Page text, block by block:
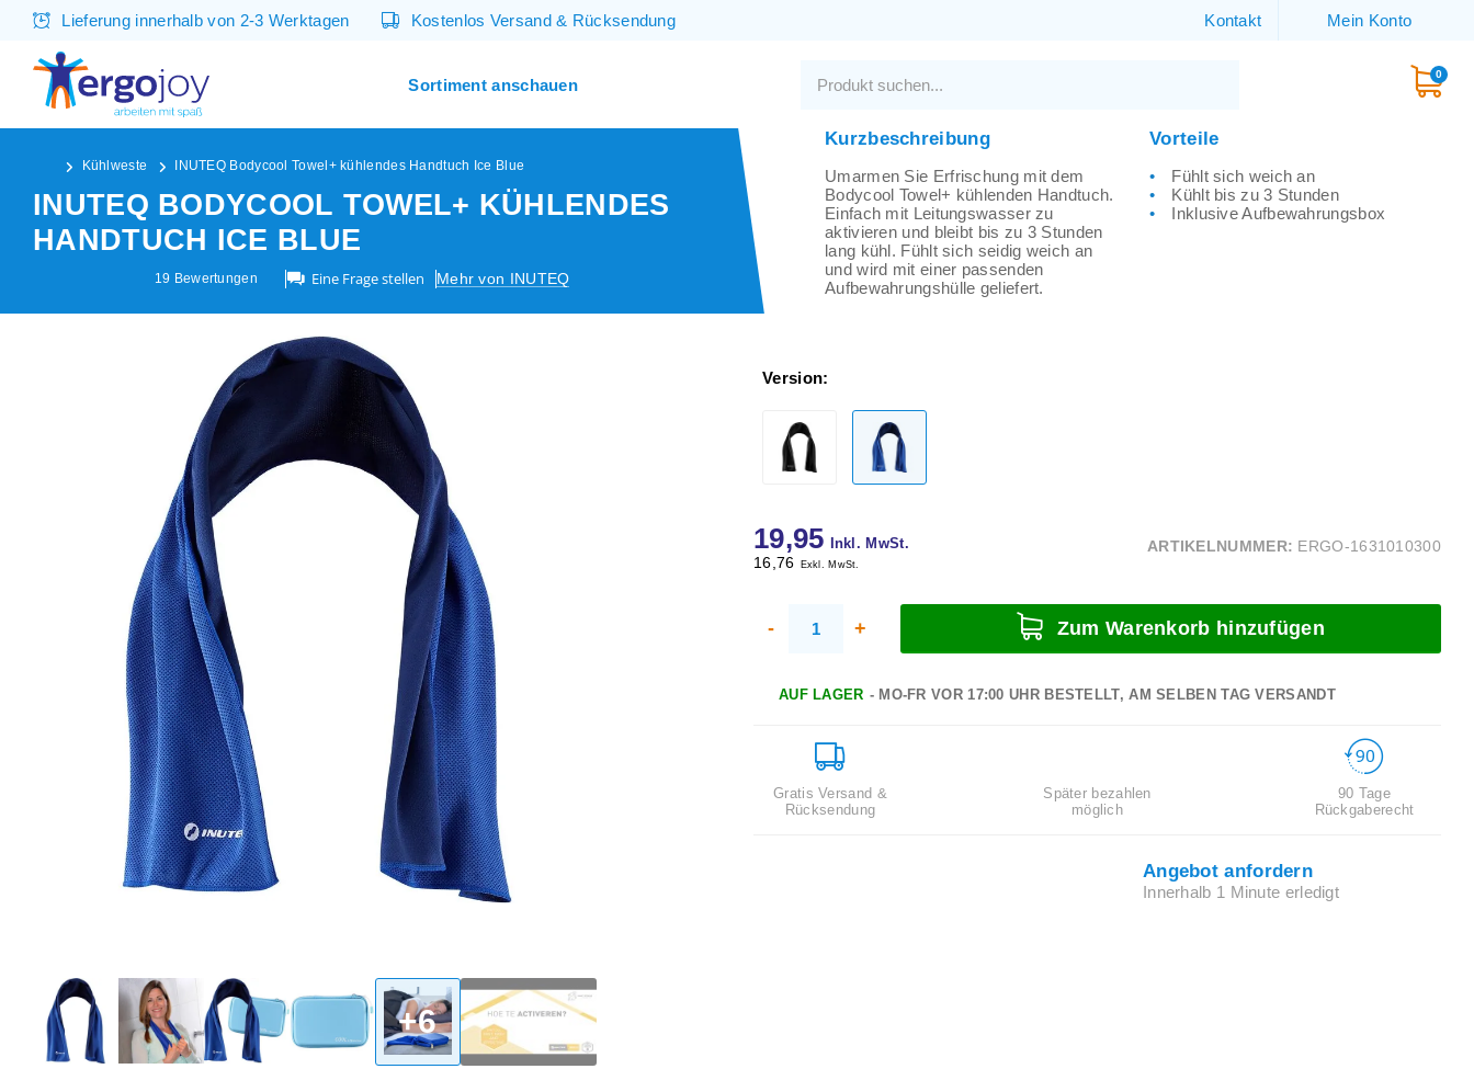
Lieferung innerhalb von 2-3 Werktagen Kostenlos Versand& Rücksendung Kontakt Mein Konto
Sortiment anschauen
0
Kühlweste INUTEQ Bodycool Towel+ kühlendes Handtuch Ice Blue
INUTEQ BODYCOOL TOWEL+ KÜHLENDES
HANDTUCH ICE BLUE
19 Bewertungen Eine Frage stellen Mehr von INUTEQ
Kurzbeschreibung
Umarmen Sie Erfrischung mit dem
Bodycool Towel+ kühlenden Handtuch.
Einfach mit Leitungswasser zu
aktivieren und bleibt bis zu 3 Stunden
lang kühl. Fühlt sich seidig weich an
und wird mit einer passenden
Aufbewahrungshülle geliefert.
Vorteile
Fühlt sich weich an
Kühlt bis zu 3 Stunden
Inklusive Aufbewahrungsbox
+6
Version:
19,95
Inkl. MwSt.
16,76 Exkl. MwSt.
ARTIKELNUMMER: ERGO-1631010300
- + Zum Warenkorb hinzufügen
AUF LAGER - MO-FR VOR 17:00 UHR BESTELLT, AM SELBEN TAG VERSANDT
Gratis Versand &
Rücksendung
Später bezahlen
möglich
90 Tage
Rückgaberecht
Angebot anfordern
Innerhalb 1 Minute erledigt